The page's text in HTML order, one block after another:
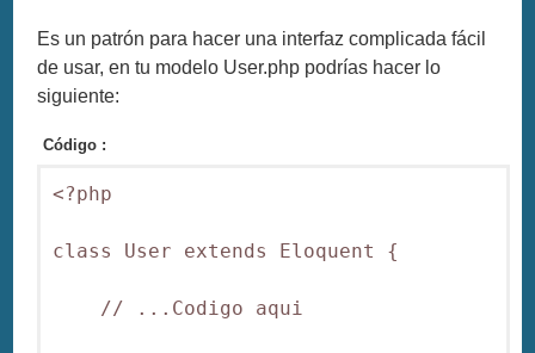
Es un patrón para hacer una interfaz complicada fácil
de usar, en tu modelo User.php podrías hacer lo
siguiente:
Código :
<?php
class User extends Eloquent {
// ...Codigo aqui